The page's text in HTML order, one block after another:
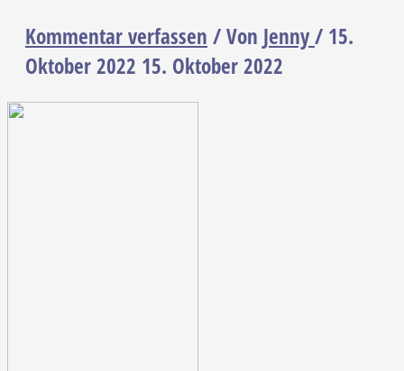
Kommentar verfassen / Von Jenny/ 15.
Oktober 2022 15. Oktober 2022